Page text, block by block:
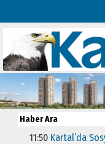
11:50 Kartal’da Sosyal